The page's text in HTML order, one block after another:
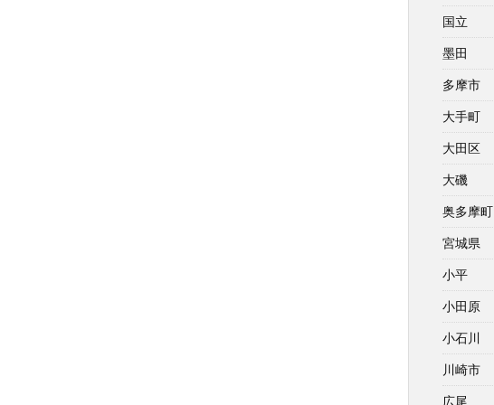
国立
墨田
多摩市
大手町
大田区
大磯
奥多摩町
宮城県
小平
小田原
小石川
川崎市
広尾